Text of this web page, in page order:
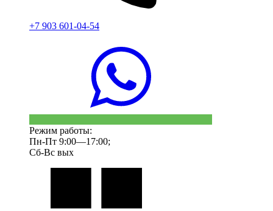
+7 903 601-04-54
Режим работы:
Пн-Пт 9:00—17:00;
Сб-Вс вых